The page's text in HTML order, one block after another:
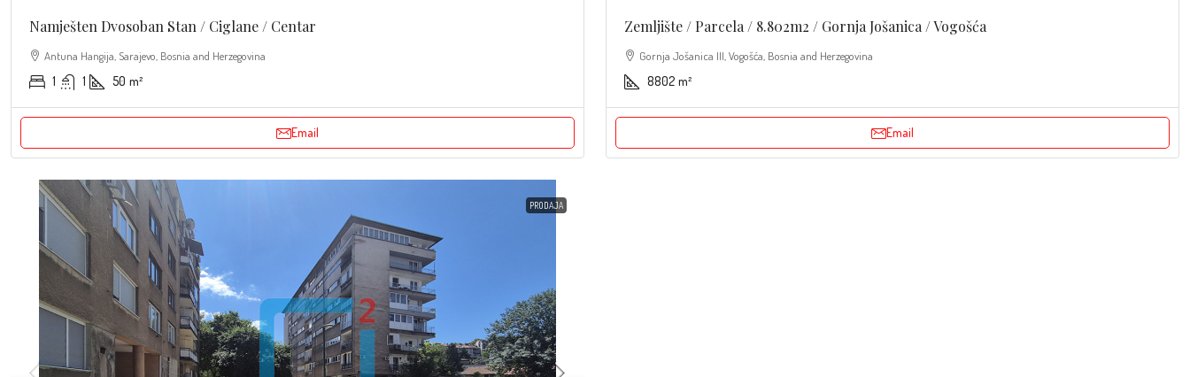
Namješten Dvosoban Stan / Ciglane / Centar
Antuna Hangija, Sarajevo, Bosnia and Herzegovina
1 1 50 m²
Email
Zemljište / Parcela / 8.802m2 / Gornja Jošanica / Vogošća
Gornja Jošanica III, Vogošća, Bosnia and Herzegovina
8802 m²
Email
PRODAJA